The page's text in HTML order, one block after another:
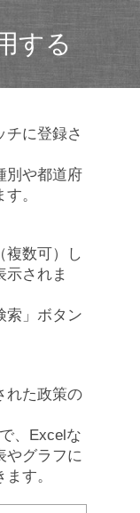
する
チに登録さ
別や都道府
。
複数可）し
示されま
索」ボタン
れた政策の
、Excelな
やグラフに
す。